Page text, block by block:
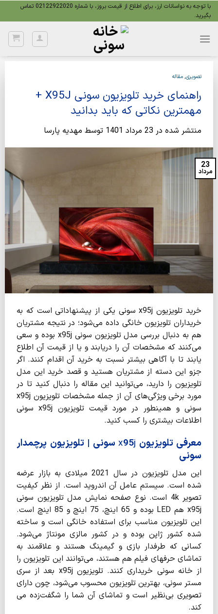
Skip
با توجه به نواسانات ارز، برای اطلاع از قیمت بروز، با شماره 02122922020 تماس
بگیرید.
تصویری,مقاله
راهنمای خرید تلویزیون سونی X95J +
مهمترین نکاتی که باید بدانید
منتشر شده در 23 مرداد 1401 توسط مهدیه پارسا
23
مرداد
خرید تلویزیون x95j سونی یکی از پیشنهاداتی است که به
خریداران تلویزیون خانگی داده می­‌شود؛ در نتیجه مشتریان
هم به دنبال بررسی مدل تلویزیون سونی x95j بوده و سعی
می­‌کنند که مشخصات آن را دریابند و یا از قیمت آن اطلاع
یابند تا با آگاهی بیشتر نسبت به خرید آن اقدام کنند. اگر
جزو این دسته از مشتریان هستید و قصد خرید این مدل
تلویزیون را دارید، می­‌توانید این مقاله را دنبال کنید تا در
مورد برخی ویژگی­‌های آن از جمله مشخصات تلویزیون x95j
سونی و همینطور در مورد قیمت تلویزیون x95j سونی
اطلاعات بیشتری را کسب کنید.
معرفی تلویزیون x95j
سونی | تلویزیون پرچمدار
سونی
این مدل تلویزیون در سال 2021 میلادی به بازار عرضه
شده است. سیستم عامل آن اندروید است. از نظر کیفیت
تصویر 4k است. نوع صفحه نمایش مدل تلویزیون سونی
x95j هم LED بوده و 65 اینچ، 75 اینچ و 85 اینچ است.
این تلویزیون مناسب برای استفاده خانگی است و ساخته­‌
شده کشور ژاپن بوده و در کشور مالزی مونتاژ می‌­شود.
کسانی که طرفدار بازی و گیمینگ هستند و علاقمند به
تماشای حرفه­ای فیلم هم هستند، می­‌توانند این تلویزیون را
از خانه سونی خریداری کنند. تلویزیون x95j بعد از سری
مستر سونی، بهترین تلویزیون محسوب می­‌شود، چون دارای
تصویری بی‌­نظیر است و تماشای آن شما را شگفت‌­زده می­‌
کند.